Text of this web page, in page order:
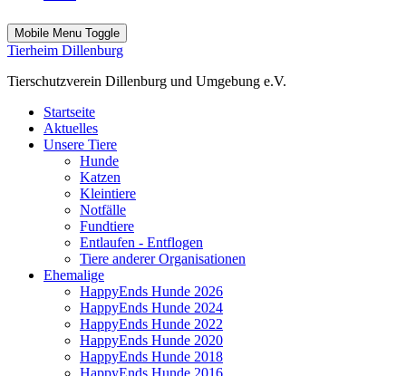
Mobile Menu Toggle
Tierheim Dillenburg
Tierschutzverein Dillenburg und Umgebung e.V.
Startseite
Aktuelles
Unsere Tiere
Hunde
Katzen
Kleintiere
Notfälle
Fundtiere
Entlaufen - Entflogen
Tiere anderer Organisationen
Ehemalige
HappyEnds Hunde 2026
HappyEnds Hunde 2024
HappyEnds Hunde 2022
HappyEnds Hunde 2020
HappyEnds Hunde 2018
HappyEnds Hunde 2016